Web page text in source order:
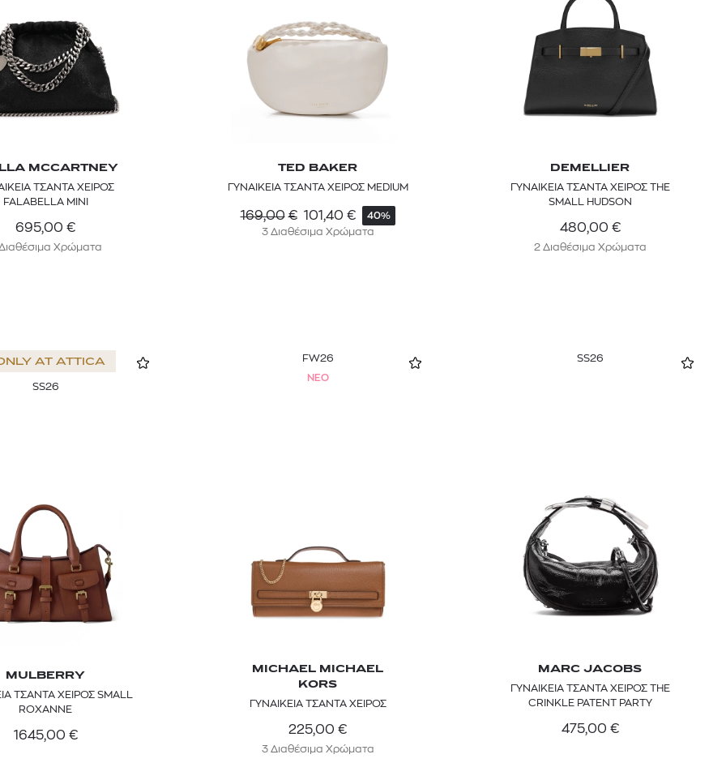
MCCARTNEY
ΤΣΑΝΤΑ ΧΕΙΡΟΣ
FALABELLA MINI
695,00 €
Χρώματα
TED BAKER
ΓΥΝΑΙΚΕΙΑ ΤΣΑΝΤΑ ΧΕΙΡΟΣ MEDIUM
169,00 € 101,40 € 40%
3 Διαθέσιμα Χρώματα
DEMELLIER
ΓΥΝΑΙΚΕΙΑ ΤΣΑΝΤΑ ΧΕΙΡΟΣ THE
SMALL HUDSON
480,00 €
2 Διαθέσιμα Χρώματα
AT ATTICA
SS26
MULBERRY
ΤΣΑΝΤΑ ΧΕΙΡΟΣ SMALL
ROXANNE
1645,00 €
FW26
NEO
MICHAEL MICHAEL
KORS
ΓΥΝΑΙΚΕΙΑ ΤΣΑΝΤΑ ΧΕΙΡΟΣ
225,00 €
3 Διαθέσιμα Χρώματα
SS26
MARC JACOBS
ΓΥΝΑΙΚΕΙΑ ΤΣΑΝΤΑ ΧΕΙΡΟΣ THE
CRINKLE PATENT PARTY
475,00 €